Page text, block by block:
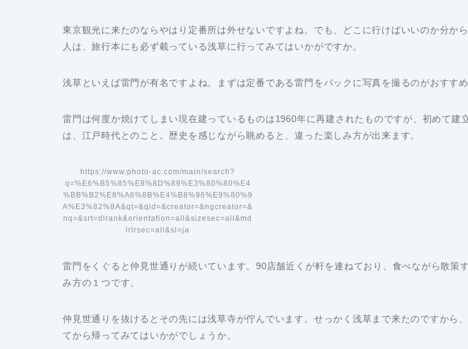
東京観光に来たのならやはり定番所は外せないですよね。でも、どこに行けばいいのか分か
人は、旅行本にも必ず載っている浅草に行ってみてはいかがですか。
浅草といえば雷門が有名ですよね。まずは定番である雷門をバックに写真を撮るのがおすすめ
雷門は何度か焼けてしまい現在建っているものは1960年に再建されたものですが、初めて建
は、江戸時代とのこと。歴史を感じながら眺めると、違った楽しみ方が出来ます。
https://www.photo-ac.com/main/search?
q=%E6%B5%85%E8%8D%89%E3%80%80%E4
%BB%B2%E8%A6%8B%E4%B8%96%E9%80%9
A%E3%82%8A&qt=&qid=&creator=&ngcreator=&
nq=&srt=dlrank&orientation=all&sizesec=all&md
lrlrsec=all&sl=ja
雷門をくぐると仲見世通りが続いています。90店舗近くが軒を連ねており、食べながら散策
み方の１つです。
仲見世通りを抜けるとその先には浅草寺が佇んでいます。せっかく浅草まで来たのですから
てから帰ってみてはいかがでしょうか。